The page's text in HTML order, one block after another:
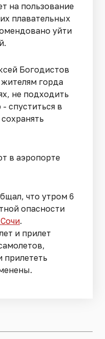
на пользование
плавательных
уйти
Богодистов
горда
не подходить
спуститься в
в аэропорте
что утром 6
опасности
.
и прилет